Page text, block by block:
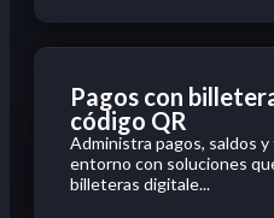
Pagos con
código QR
Administra pagos, saldos
entorno con soluciones
billeteras digitale...